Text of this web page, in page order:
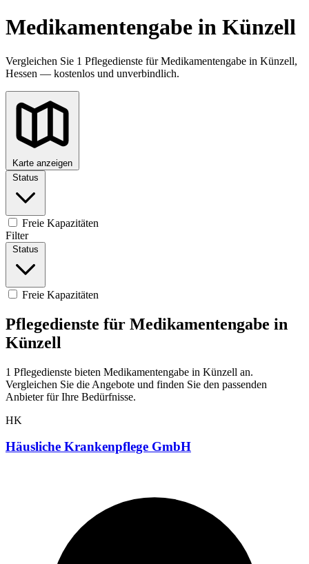
Medikamentengabe in Künzell
Vergleichen Sie 1 Pflegedienste für Medikamentengabe in Künzell,
Hessen — kostenlos und unverbindlich.
Karte anzeigen
Status
Freie Kapazitäten
Filter
Status
Freie Kapazitäten
Pflegedienste für Medikamentengabe in
Künzell
1 Pflegedienste bieten Medikamentengabe in Künzell an.
Vergleichen Sie die Angebote und finden Sie den passenden
Anbieter für Ihre Bedürfnisse.
HK
Häusliche Krankenpflege GmbH